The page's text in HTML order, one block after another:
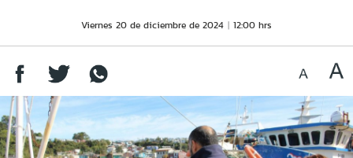
Viernes 20 de diciembre de 2024 12:00 hrs